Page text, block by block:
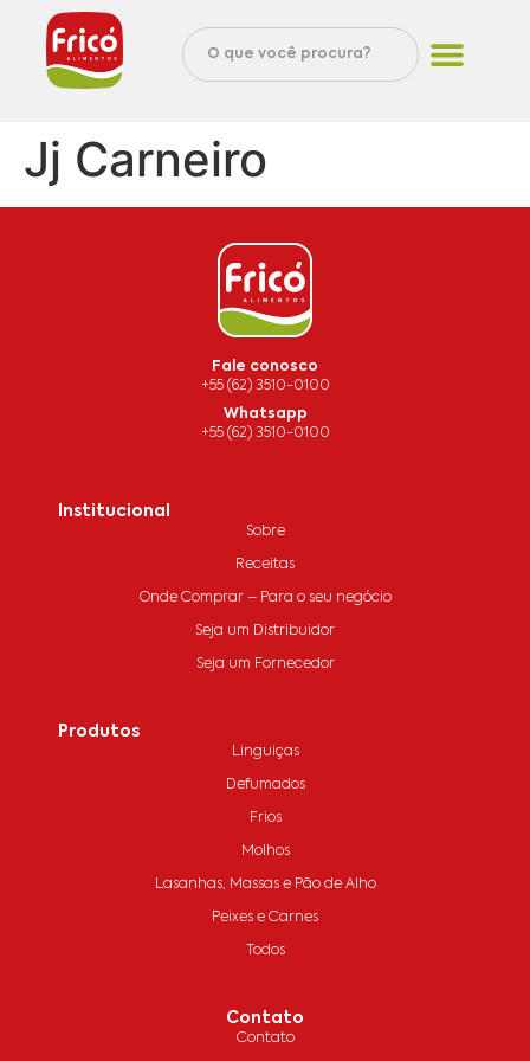
Jj Carneiro
Fale conosco
+55 (62) 3510-0100
Whatsapp
+55 (62) 3510-0100
Institucional
Sobre
Receitas
Onde Comprar – Para o seu negócio
Seja um Distribuidor
Seja um Fornecedor
Produtos
Linguiças
Defumados
Frios
Molhos
Lasanhas, Massas e Pão de Alho
Peixes e Carnes
Todos
Contato
Contato